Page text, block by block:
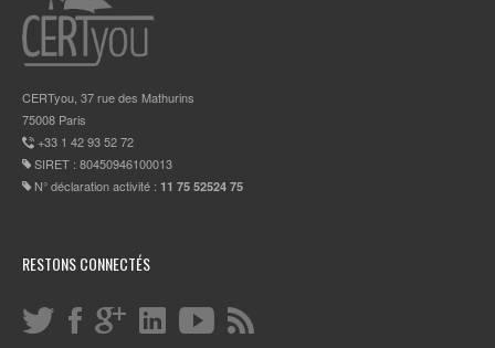
CERTyou, 37 rue des Mathurins
75008 Paris
+33 1 42 93 52 72
SIRET : 80450946100013
N° déclaration activité : 11 75 52524 75
RESTONS CONNECTÉS